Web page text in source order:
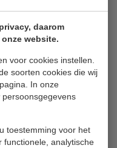
daarom
website.
voor cookies instellen.
soorten cookies die wij
pagina. In onze
toestemming voor het
functionele, analytische